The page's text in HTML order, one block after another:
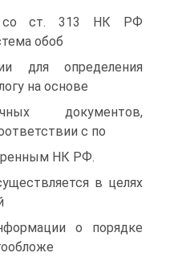
со ст. 313 НК РФ
обоб
для определения
на основе
документов,
с по
НК РФ.
в целях
о порядке